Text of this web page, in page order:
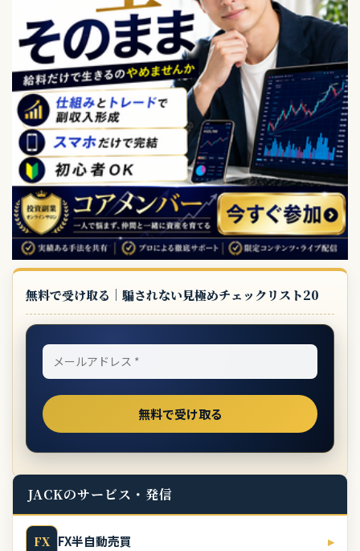
無料で受け取る｜騙されない見極めチェックリスト20
JACKのサービス・発信
FX FX半自動売買 ▸